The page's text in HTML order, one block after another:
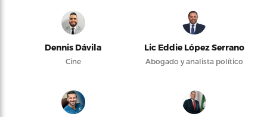
Dennis Dávila
Cine
Lic Eddie López Serrano
Abogado y analista político